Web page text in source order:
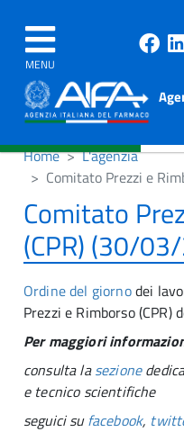
MENU
Home
L'agenzia
Comitato Prezzi e
Comitato
(CPR) (30/
Ordine del giornodei
Prezzi e Rimborso
Per maggiori
consulta lasezione
e tecnico scientifiche
seguici sufacebook,